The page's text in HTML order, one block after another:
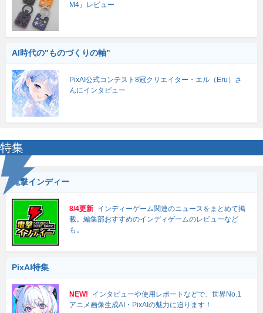
M4』レビュー
AI時代の"ものづくりの軸"
PixAI公式コンテスト8冠クリエイター・エル（Eru）さ
んにインタビュー
特集
電撃インディー
8/4更新 インディーゲーム関連のニュースをまとめて掲
載。編集部おすすめのインディゲームのレビューなど
も。
PixAI特集
NEW!
インタビューや使用レポートなどで、世界No.1
アニメ画像生成AI・PixAIの魅力に迫ります！